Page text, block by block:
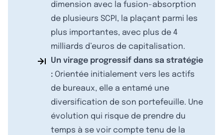
dimension avec la fusion-absorption
de plusieurs SCPI, la plaçant parmi les
plus importantes, avec plus de 4
milliards d’euros de capitalisation.
Un virage progressif dans sa stratégie
: Orientée initialement vers les actifs
de bureaux, elle a entamé une
diversification de son portefeuille. Une
évolution qui risque de prendre du
temps à se voir compte tenu de la